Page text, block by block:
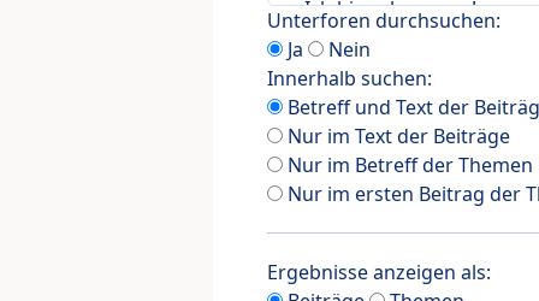
Unterforen durchsuchen:
Ja
Nein
Innerhalb suchen:
Betreff und Text der
Nur im Text der Beiträge
Nur im Betreff der Themen
Nur im ersten Beitrag der
Ergebnisse anzeigen als: